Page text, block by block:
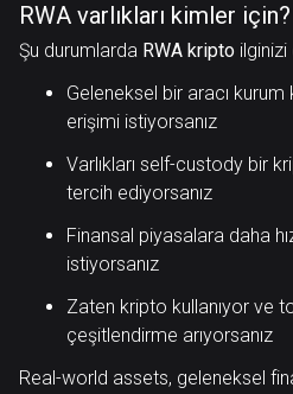
RWA varlıkları kimler için?
Şu durumlarda RWA kripto
Geleneksel bir aracı
erişimi istiyorsanız
Varlıkları self-custody bir
tercih ediyorsanız
Finansal piyasalara daha
istiyorsanız
Zaten kripto kullanıyor ve
çeşitlendirme arıyorsanız
Real-world assets, geleneksel